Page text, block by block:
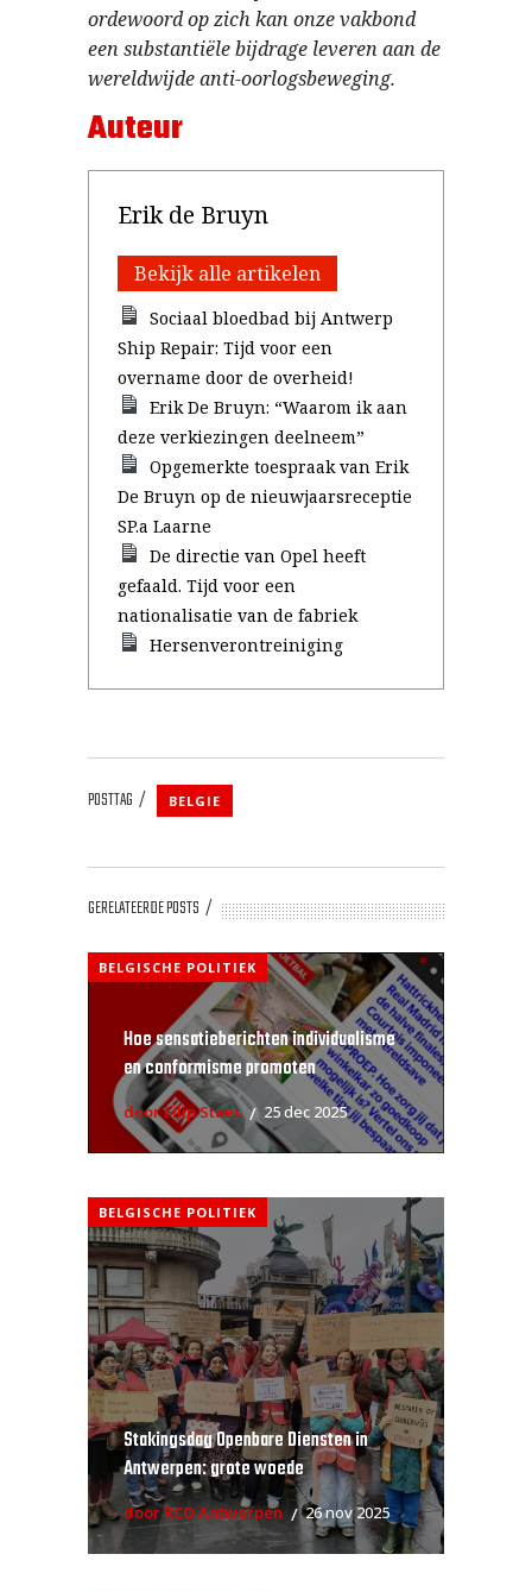
ordewoord op zich kan onze vakbond
een substantiële bijdrage leveren aan de
wereldwijde anti-oorlogsbeweging.
Auteur
Erik de Bruyn
Bekijk alle artikelen
Sociaal bloedbad bij Antwerp
Ship Repair: Tijd voor een
overname door de overheid!
Erik De Bruyn: “Waarom ik aan
deze verkiezingen deelneem”
Opgemerkte toespraak van Erik
De Bruyn op de nieuwjaarsreceptie
SP.a Laarne
De directie van Opel heeft
gefaald. Tijd voor een
nationalisatie van de fabriek
Hersenverontreiniging
POSTTAG BELGIE
GERELATEERDE POSTS
BELGISCHE POLITIEK
Hoe sensatieberichten individualisme
en conformisme promoten
door Filip Staes 25 dec 2025
BELGISCHE POLITIEK
Stakingsdag Openbare Diensten in
Antwerpen: grote woede
door RCO Antwerpen 26 nov 2025